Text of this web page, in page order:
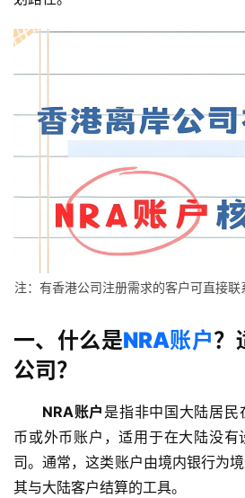
注：有香港公司注册需求的客户可直接
一、什么是NRA账户？
公司？
NRA账户 是指非中国大陆居民
币或外币账户，适用于在大陆没
司。通常，这类账户由境内银行为
其与大陆客户结算的工具。